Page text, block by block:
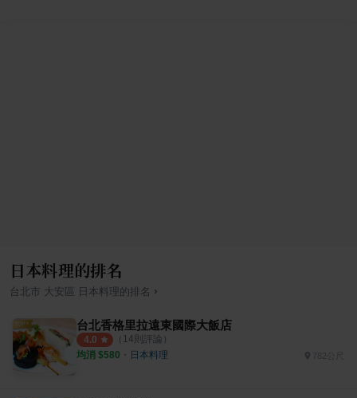
日本料理的排名
台北市 大安區 日本料理的排名 ›
台北香格里拉遠東國際大飯店
4.0 （ 14則評論）
均消 $580 ・ 日本料理